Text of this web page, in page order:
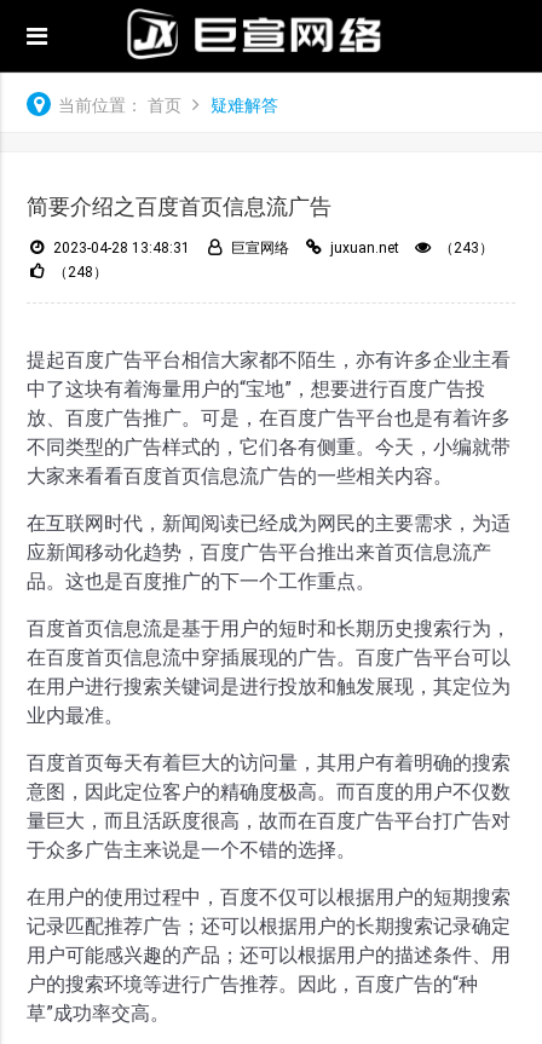
当前位置： 首页 疑难解答
简要介绍之百度首页信息流广告
2023-04-28 13:48:31 巨宣网络 juxuan.net
（243）
（248）
提起百度广告平台相信大家都不陌生，亦有许多企业主看
中了这块有着海量用户的“宝地”，想要进行百度广告投
放、百度广告推广。可是，在百度广告平台也是有着许多
不同类型的广告样式的，它们各有侧重。今天，小编就带
大家来看看百度首页信息流广告的一些相关内容。
在互联网时代，新闻阅读已经成为网民的主要需求，为适
应新闻移动化趋势，百度广告平台推出来首页信息流产
品。这也是百度推广的下一个工作重点。
百度首页信息流是基于用户的短时和长期历史搜索行为，
在百度首页信息流中穿插展现的广告。百度广告平台可以
在用户进行搜索关键词是进行投放和触发展现，其定位为
业内最准。
百度首页每天有着巨大的访问量，其用户有着明确的搜索
意图，因此定位客户的精确度极高。而百度的用户不仅数
量巨大，而且活跃度很高，故而在百度广告平台打广告对
于众多广告主来说是一个不错的选择。
在用户的使用过程中，百度不仅可以根据用户的短期搜索
记录匹配推荐广告；还可以根据用户的长期搜索记录确定
用户可能感兴趣的产品；还可以根据用户的描述条件、用
户的搜索环境等进行广告推荐。因此，百度广告的“种
草”成功率交高。